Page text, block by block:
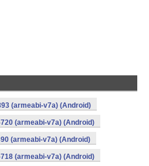
(armeabi-v7a) (Android)
(armeabi-v7a) (Android)
(armeabi-v7a) (Android)
(armeabi-v7a) (Android)